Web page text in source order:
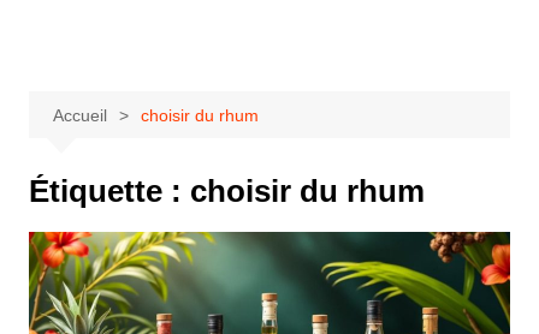
Accueil choisir du rhum
Étiquette : choisir du rhum